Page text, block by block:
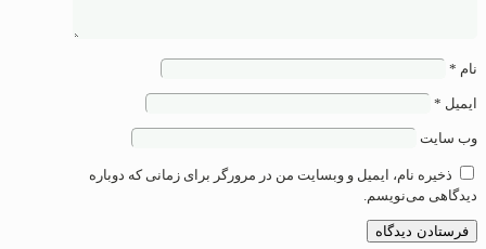
نام *
ایمیل *
وب‌ سایت
ذخیره نام، ایمیل و وبسایت من در مرورگر برای زمانی که دوباره
دیدگاهی می‌نویسم.